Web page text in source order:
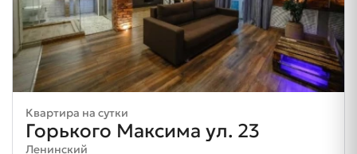
Квартира на сутки
Горького Максима ул. 23
Ленинский